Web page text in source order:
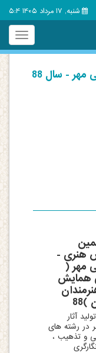
شنبه, 17 مرداد 1405 5:4
Toggle
- سال 88
هنری -
مهر (
همایش
آثار
در رشته های
و تذهیب ،